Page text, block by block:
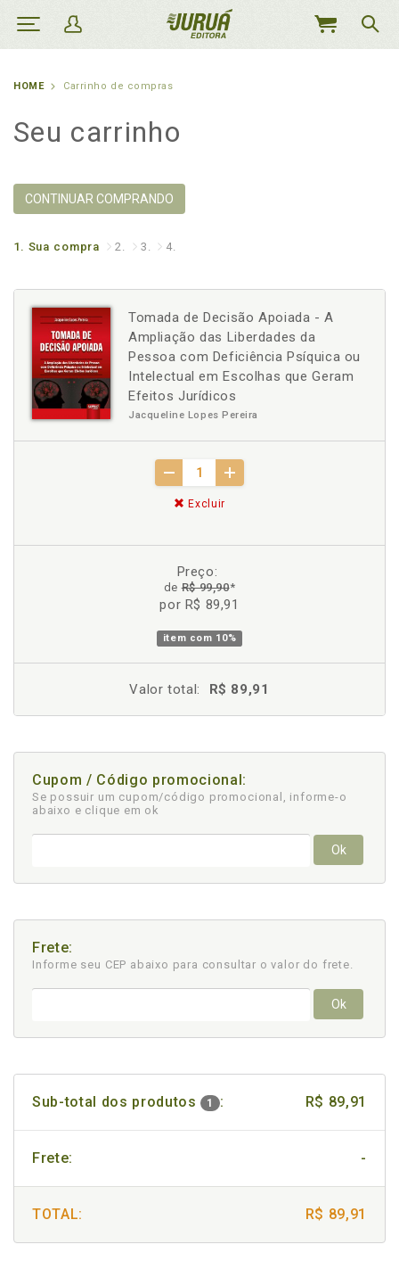
MEU
HOME Carrinho de compras
Seu carrinho
CONTINUAR COMPRANDO
1. Sua compra 2. 3. 4.
Tomada de Decisão Apoiada - A
Ampliação das Liberdades da
Pessoa com Deficiência Psíquica ou
Intelectual em Escolhas que Geram
Efeitos Jurídicos
Jacqueline Lopes Pereira
Excluir
Preço:
deR$ 99,90*
por R$ 89,91
item com 10%
Valor total: R$ 89,91
Cupom / Código promocional:
Se possuir um cupom/código promocional, informe-o
abaixo e clique em ok
Ok
Frete:
Informe seu CEP abaixo para consultar o valor do frete.
Ok
Sub-total dos produtos 1 : R$ 89,91
Frete: -
TOTAL: R$ 89,91